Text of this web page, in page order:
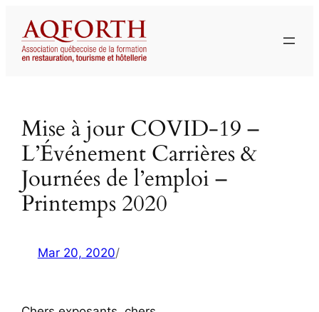
contenu
Mise à jour COVID-19 –
L’Événement Carrières &
Journées de l’emploi –
Printemps 2020
Mar 20, 2020/